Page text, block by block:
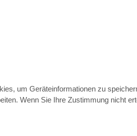
um Geräteinformationen zu
Wenn Sie Ihre Zustimmung nicht